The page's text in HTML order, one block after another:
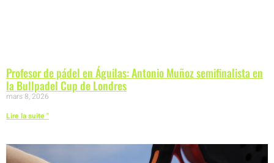
Profesor de pádel en Águilas: Antonio Muñoz semifinalista en
la Bullpadel Cup de Londres
mars 8, 2026
Lire la suite "